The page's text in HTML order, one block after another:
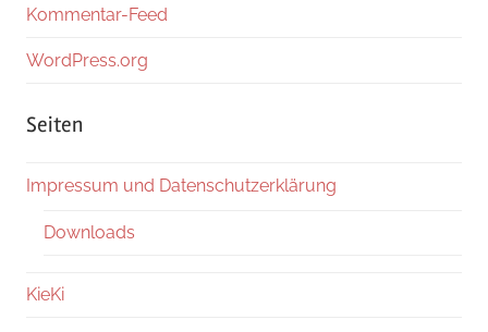
Kommentar-Feed
WordPress.org
Seiten
Impressum und Datenschutzerklärung
Downloads
KieKi